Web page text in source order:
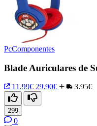
PcComponentes
Blade Auriculares de
11.99€ 29.90€ 3.95€
299
0